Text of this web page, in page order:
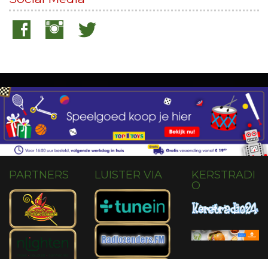
PARTNERS LUISTER VIA
KERSTRADI
O